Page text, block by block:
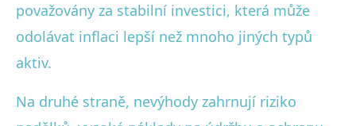
považovány za stabilní investici, která může
odolávat inflaci lepší než mnoho jiných typů
aktiv.
Na druhé straně, nevýhody zahrnují riziko